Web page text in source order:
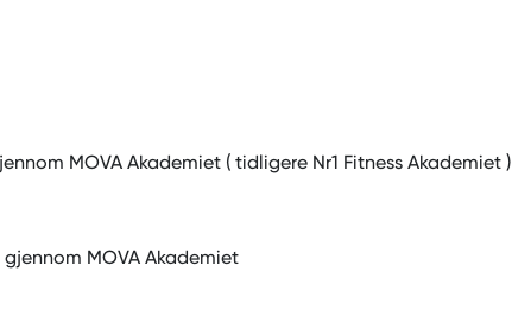
MOVA Akademiet ( tidligere Nr1 Fitness Akademiet )
MOVA Akademiet